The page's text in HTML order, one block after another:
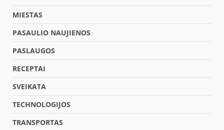
MIESTAS
PASAULIO NAUJIENOS
PASLAUGOS
RECEPTAI
SVEIKATA
TECHNOLOGIJOS
TRANSPORTAS